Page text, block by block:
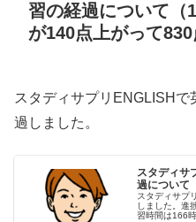
習の経過について（
が140点上がって830
スタディサプリENGLISH
過しました。
スタディサ
過について
スタディサプ
しました。進
習時間は166